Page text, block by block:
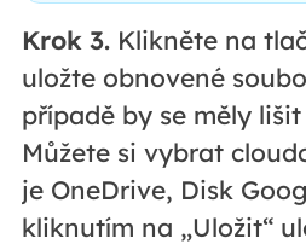
Krok 3.Klikněte na
uložte obnovené
případě by se měly
Můžete si vybrat
je OneDrive, Disk
kliknutím na „Uložit“